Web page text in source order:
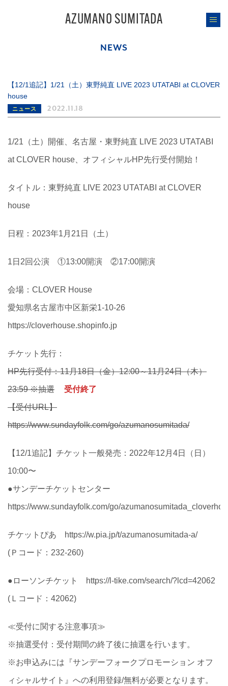
AZUMANO SUMITADA
NEWS
【12/1追記】1/21（土）東野純直 LIVE 2023 UTATABI at CLOVER
house
ニュース 2022.11.18
1/21（土）開催、名古屋・東野純直 LIVE 2023 UTATABI
at CLOVER house、オフィシャルHP先行受付開始！
タイトル：東野純直 LIVE 2023 UTATABI at CLOVER
house
日程：2023年1月21日（土）
1日2回公演 ①13:00開演 ②17:00開演
会場：CLOVER House
愛知県名古屋市中区新栄1-10-26
https://cloverhouse.shopinfo.jp
チケット先行：
HP先行受付：11月18日（金）12:00～11月24日（木）
23:59 ※抽選 受付終了
【受付URL】
https://www.sundayfolk.com/go/azumanosumitada/
【12/1追記】チケット一般発売：2022年12月4日（日）
10:00〜
●サンデーチケットセンター
https://www.sundayfolk.com/go/
チケットぴあ https://w.pia.jp/t/azumanosumitada-a/
(Ｐコード：232-260)
●ローソンチケット https://l-tike.com/search/?lcd=42062
(Ｌコード：42062)
≪受付に関する注意事項≫
※抽選受付：受付期間の終了後に抽選を行います。
※お申込みには『サンデーフォークプロモーション オフ
ィシャルサイト』への利用登録/無料が必要となります。